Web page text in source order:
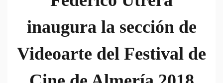
inaugura la sección de
Videoarte del Festival de